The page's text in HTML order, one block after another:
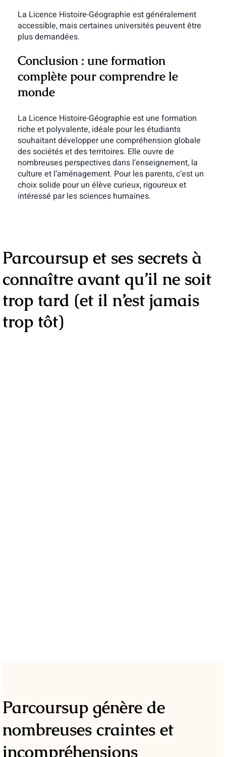
La Licence Histoire-Géographie est généralement
accessible, mais certaines universités peuvent être
plus demandées.
Conclusion : une formation
complète pour comprendre le
monde
La Licence Histoire-Géographie est une formation
riche et polyvalente, idéale pour les étudiants
souhaitant développer une compréhension globale
des sociétés et des territoires. Elle ouvre de
nombreuses perspectives dans l’enseignement, la
culture et l’aménagement. Pour les parents, c’est un
choix solide pour un élève curieux, rigoureux et
intéressé par les sciences humaines.
Parcoursup et ses secrets à
connaître avant qu’il ne soit
trop tard (et il n’est jamais
trop tôt)
Parcoursup génère de
nombreuses craintes et
incompréhensions